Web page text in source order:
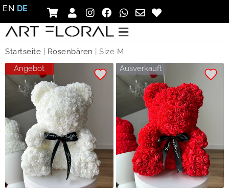
EN DE
Startseite Rosenbären
Size M
Angebot
Ausverkauft